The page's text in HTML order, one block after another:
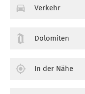
Verkehr
Dolomiten
In der Nähe